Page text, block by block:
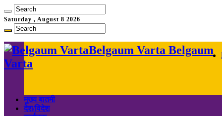
Saturday , August 8 2026
Belgaum Varta Belgaum
Varta
मुख्य बातमी
देश/विदेश